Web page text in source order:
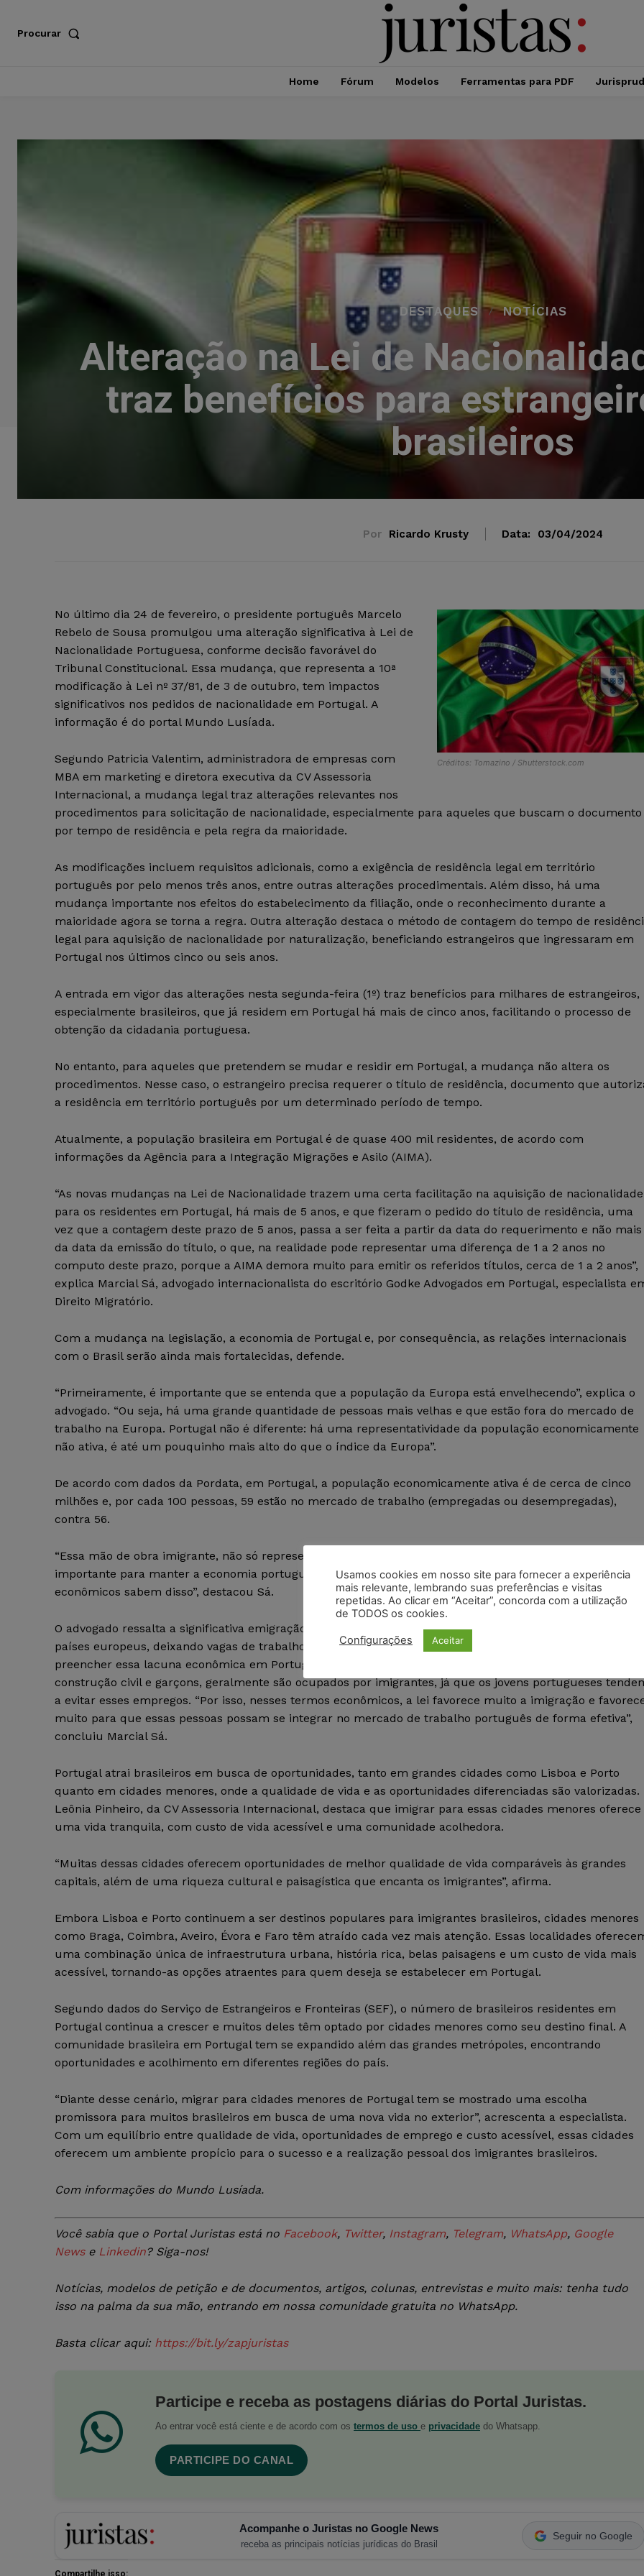
Procurar
Home Fórum Modelos Ferramentas para PDF
DESTAQUES NOTÍCIAS
Alteração na Lei de
traz benefícios para
brasileiros
Por Ricardo Krusty Data: 03/04/2024
Créditos: Tomazino / Shutterstock.com
No último dia 24 de fevereiro, o presidente português Marcelo
Rebelo de Sousa promulgou uma alteração significativa à Lei de
Nacionalidade Portuguesa, conforme decisão favorável do
Tribunal Constitucional. Essa mudança, que representa a 10ª
modificação à Lei nº 37/81, de 3 de outubro, tem impactos
significativos nos pedidos de nacionalidade em Portugal. A
informação é do portal Mundo Lusíada.
Segundo Patricia Valentim, administradora de empresas com
MBA em marketing e diretora executiva da CV Assessoria
Internacional, a mudança legal traz alterações relevantes nos
procedimentos para solicitação de nacionalidade, especialmente para aqueles que buscam o documento
por tempo de residência e pela regra da maioridade.
As modificações incluem requisitos adicionais, como a exigência de residência legal em território
português por pelo menos três anos, entre outras alterações procedimentais. Além disso, há uma
mudança importante nos efeitos do estabelecimento da filiação, onde o reconhecimento durante a
maioridade agora se torna a regra. Outra alteração destaca o método de contagem do tempo de
legal para aquisição de nacionalidade por naturalização, beneficiando estrangeiros que ingressaram em
Portugal nos últimos cinco ou seis anos.
A entrada em vigor das alterações nesta segunda-feira (1º) traz benefícios para milhares de estrangeiros,
especialmente brasileiros, que já residem em Portugal há mais de cinco anos, facilitando o processo de
obtenção da cidadania portuguesa.
No entanto, para aqueles que pretendem se mudar e residir em Portugal, a mudança não altera os
procedimentos. Nesse caso, o estrangeiro precisa requerer o título de residência, documento que
a residência em território português por um determinado período de tempo.
Atualmente, a população brasileira em Portugal é de quase 400 mil residentes, de acordo com
informações da Agência para a Integração Migrações e Asilo (AIMA).
“As novas mudanças na Lei de Nacionalidade trazem uma certa facilitação na aquisição de nacionalidade
para os residentes em Portugal, há mais de 5 anos, e que fizeram o pedido do título de residência, uma
vez que a contagem deste prazo de 5 anos, passa a ser feita a partir da data do requerimento e não mais
da data da emissão do título, o que, na realidade pode representar uma diferença de 1 a 2 anos no
computo deste prazo, porque a AIMA demora muito para emitir os referidos títulos, cerca de 1 a 2 anos”,
explica Marcial Sá, advogado internacionalista do escritório Godke Advogados em Portugal, especialista
Direito Migratório.
Com a mudança na legislação, a economia de Portugal e, por consequência, as relações internacionais
com o Brasil serão ainda mais fortalecidas, defende.
“Primeiramente, é importante que se entenda que a população da Europa está envelhecendo”, explica o
advogado. “Ou seja, há uma grande quantidade de pessoas mais velhas e que estão fora do mercado de
trabalho na Europa. Portugal não é diferente: há uma representatividade da população economicamente
não ativa, é até um pouquinho mais alto do que o índice da Europa”.
De acordo com dados da Pordata, em Portugal, a população economicamente ativa é de cerca de cinco
milhões e, por cada 100 pessoas, 59 estão no mercado de trabalho (empregadas ou desempregadas),
contra 56.
“Essa mão de obra imigrante, não só representada por brasileiros, e demais nacionalidades, é muito
importante para manter a economia portuguesa. Evidentemente, os dirigentes políticos e os dirigentes
econômicos sabem disso”, destacou Sá.
O advogado ressalta a significativa emigração de jovens altamente qualificados de Portugal para outros
países europeus, deixando vagas de trabalho desocupadas. Ele destaca a importância da imigração para
preencher essa lacuna econômica em Portugal. Os postos menos qualificados, como motoristas,
construção civil e garçons, geralmente são ocupados por imigrantes, já que os jovens portugueses
a evitar esses empregos. “Por isso, nesses termos econômicos, a lei favorece muito a imigração e
muito para que essas pessoas possam se integrar no mercado de trabalho português de forma efetiva”,
concluiu Marcial Sá.
Portugal atrai brasileiros em busca de oportunidades, tanto em grandes cidades como Lisboa e Porto
quanto em cidades menores, onde a qualidade de vida e as oportunidades diferenciadas são valorizadas.
Leônia Pinheiro, da CV Assessoria Internacional, destaca que imigrar para essas cidades menores oferece
uma vida tranquila, com custo de vida acessível e uma comunidade acolhedora.
“Muitas dessas cidades oferecem oportunidades de melhor qualidade de vida comparáveis às grandes
capitais, além de uma riqueza cultural e paisagística que encanta os imigrantes”, afirma.
Embora Lisboa e Porto continuem a ser destinos populares para imigrantes brasileiros, cidades menores
como Braga, Coimbra, Aveiro, Évora e Faro têm atraído cada vez mais atenção. Essas localidades
uma combinação única de infraestrutura urbana, história rica, belas paisagens e um custo de vida mais
acessível, tornando-as opções atraentes para quem deseja se estabelecer em Portugal.
Segundo dados do Serviço de Estrangeiros e Fronteiras (SEF), o número de brasileiros residentes em
Portugal continua a crescer e muitos deles têm optado por cidades menores como seu destino final. A
comunidade brasileira em Portugal tem se expandido além das grandes metrópoles, encontrando
oportunidades e acolhimento em diferentes regiões do país.
“Diante desse cenário, migrar para cidades menores de Portugal tem se mostrado uma escolha
promissora para muitos brasileiros em busca de uma nova vida no exterior”, acrescenta a especialista.
Com um equilíbrio entre qualidade de vida, oportunidades de emprego e custo acessível, essas cidades
oferecem um ambiente propício para o sucesso e a realização pessoal dos imigrantes brasileiros.
Com informações do Mundo Lusíada.
Você sabia que o Portal Juristas está no Facebook, Twitter, Instagram, Telegram, WhatsApp, Google
Newse Linkedin? Siga-nos!
Notícias, modelos de petição e de documentos, artigos, colunas, entrevistas e muito mais: tenha tudo
isso na palma da sua mão, entrando em nossa comunidade gratuita no WhatsApp.
Basta clicar aqui: https://bit.ly/zapjuristas
Participe e receba as postagens diárias do Portal Juristas.
Ao entrar você está ciente e de acordo com os termos de uso e privacidade do Whatsapp.
PARTICIPE DO CANAL
Acompanhe o Juristas no Google News
receba as principais notícias jurídicas do Brasil
Seguir no Google
Usamos cookies em nosso site para fornecer a experiência
mais relevante, lembrando suas preferências e visitas
repetidas. Ao clicar em “Aceitar”, concorda com a utilização
de TODOS os cookies.
Configurações Aceitar